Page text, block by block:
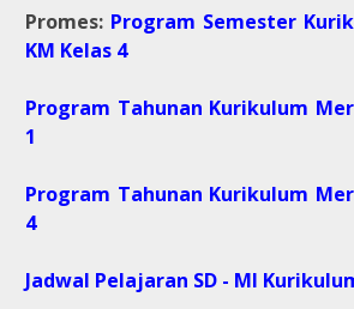
Promes: Program Semester
KM Kelas 4
Program Tahunan Kurikulum
1
Program Tahunan Kurikulum
4
Jadwal Pelajaran SD - MI